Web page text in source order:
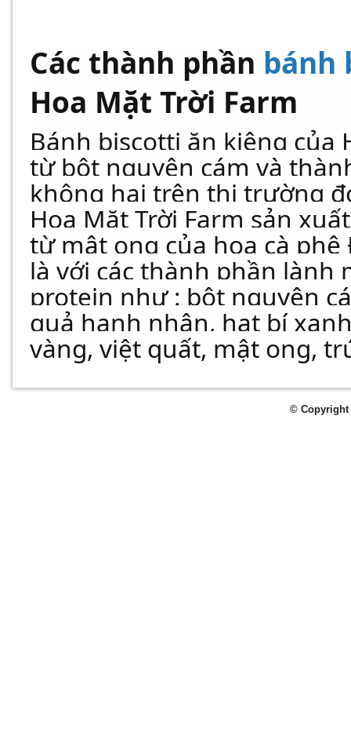
Các thành phần bánh
Hoa Mặt Trời Farm​
Bánh biscotti ăn kiêng của
từ bột nguyên cám và
không hai trên thị trường
Hoa Mặt Trời Farm sản
từ mật ong của hoa cà
là với các thành phần lành
protein như : bột nguyên
quả hạnh nhân, hạt bí
vàng, việt quất, mật ong,
© Copyright